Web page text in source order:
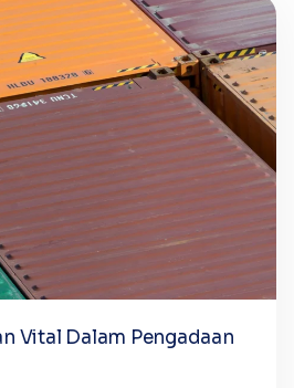
Vital Dalam Pengadaan